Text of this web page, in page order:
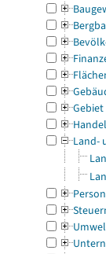
Gebiet
Land-